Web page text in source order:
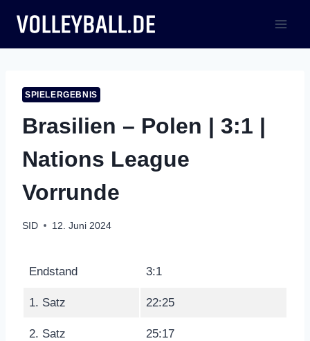
Inhalt
springen
SPIELERGEBNIS
Brasilien – Polen | 3:1 |
Nations League
Vorrunde
SID 12. Juni 2024
Endstand 3:1
1. Satz 22:25
2. Satz 25:17